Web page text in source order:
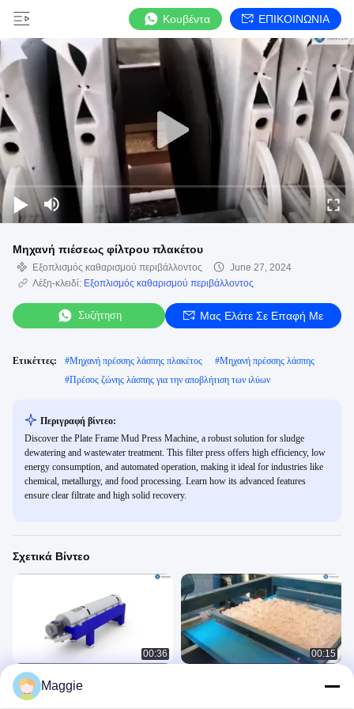
Κουβέντα ΕΠΙΚΟΙΝΩΝΙΑ
Μηχανή πιέσεως φίλτρου πλακέτου
Εξοπλισμός καθαρισμού περιβάλλοντος
June 27, 2024
Λέξη-κλειδί: Εξοπλισμός καθαρισμού περιβάλλοντος
Συζήτηση Μας Ελάτε Σε Επαφή Με
Ετικέττες: #Μηχανή πρέσσης λάσπης πλακέτος #Μηχανή πρέσσης λάσπης
#Πρέσος ζώνης λάσπης για την αποβλήτιση των ιλύων
Περιγραφή βίντεο:
Discover the Plate Frame Mud Press Machine, a robust solution for sludge
dewatering and wastewater treatment. This filter press offers high efficiency, low
energy consumption, and automated operation, making it ideal for industries like
chemical, metallurgy, and food processing. Learn how its advanced features
ensure clear filtrate and high solid recovery.
Σχετικά Βίντεο
00:36
Μηχανή φυγοκέντρωσης αποβλήτων
Εξοπλισμός Καθαρισμού
00:15
Maggie